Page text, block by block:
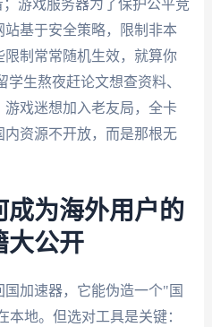
游戏服务器为了保护公平竞
基于安全策略，限制非本
制常常随机生效，就算你
生熬夜赶论文想查资料、
戏迷想加入老友局，全卡
资源不开放，而是那根无
成为海外用户的
大公开
加速器，它能伪造一个"国
地。但选对工具是关键：